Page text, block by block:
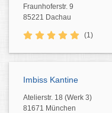
Fraunhoferstr. 9
85221 Dachau
(1)
Imbiss Kantine
Atelierstr. 18 (Werk 3)
81671 München